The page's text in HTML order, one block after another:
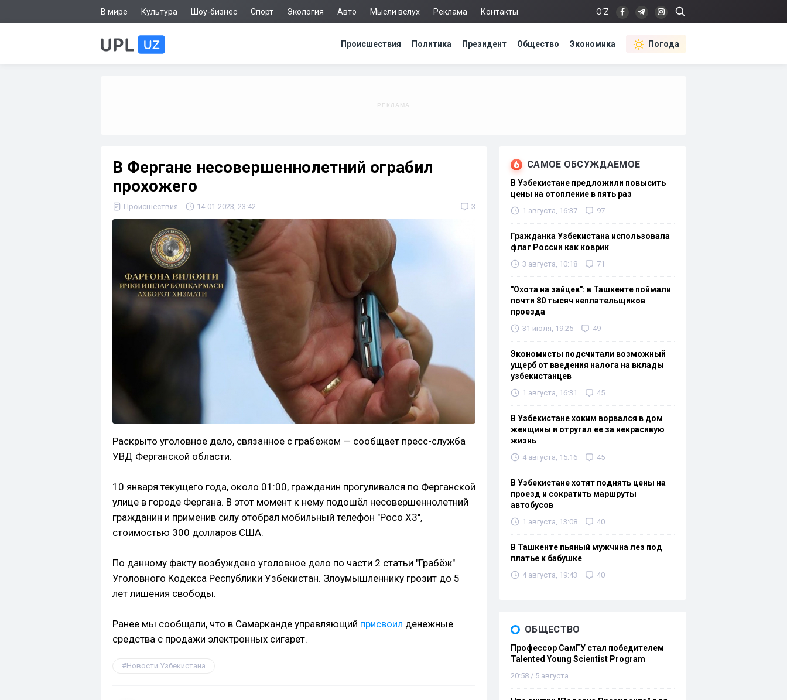
В мире Культура Шоу-бизнес Спорт Экология Авто Мысли вслух Реклама Контакты O‘Z
Происшествия Политика Президент Общество Экономика Погода
В Фергане несовершеннолетний ограбил
прохожего
Происшествия 14-01-2023, 23:42 3
Раскрыто уголовное дело, связанное с грабежом — сообщает пресс-служба
УВД Ферганской области.
10 января текущего года, около 01:00, гражданин прогуливался по Ферганской
улице в городе Фергана. В этот момент к нему подошёл несовершеннолетний
гражданин и применив силу отобрал мобильный телефон "Poco X3",
стоимостью 300 долларов США.
По данному факту возбуждено уголовное дело по части 2 статьи "Грабёж"
Уголовного Кодекса Республики Узбекистан. Злоумышленнику грозит до 5
лет лишения свободы.
Ранее мы сообщали, что в Самарканде управляющий присвоил денежные
средства с продажи электронных сигарет.
Новости Узбекистана
САМОЕ ОБСУЖДАЕМОЕ
В Узбекистане предложили повысить
цены на отопление в пять раз
1 августа, 16:37 97
Гражданка Узбекистана использовала
флаг России как коврик
3 августа, 10:18 71
"Охота на зайцев": в Ташкенте поймали
почти 80 тысяч неплательщиков
проезда
31 июля, 19:25 49
Экономисты подсчитали возможный
ущерб от введения налога на вклады
узбекистанцев
1 августа, 16:31 45
В Узбекистане хоким ворвался в дом
женщины и отругал ее за некрасивую
жизнь
4 августа, 15:16 45
В Узбекистане хотят поднять цены на
проезд и сократить маршруты
автобусов
1 августа, 13:08 40
В Ташкенте пьяный мужчина лез под
платье к бабушке
4 августа, 19:43 40
ОБЩЕСТВО
Профессор СамГУ стал победителем
Talented Young Scientist Program
20:58 / 5 августа